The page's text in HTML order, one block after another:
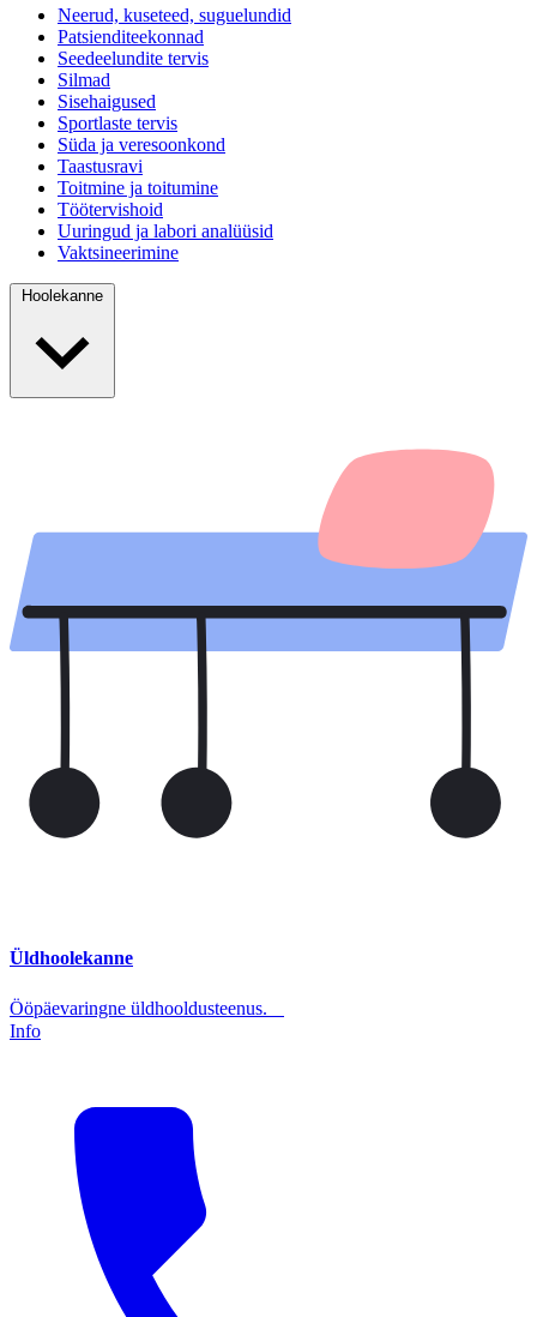
Neerud, kuseteed, suguelundid
Patsienditeekonnad
Seedeelundite tervis
Silmad
Sisehaigused
Sportlaste tervis
Süda ja veresoonkond
Taastusravi
Toitmine ja toitumine
Töötervishoid
Uuringud ja labori analüüsid
Vaktsineerimine
Hoolekanne
Üldhoolekanne
Ööpäevaringne üldhooldusteenus.
Info